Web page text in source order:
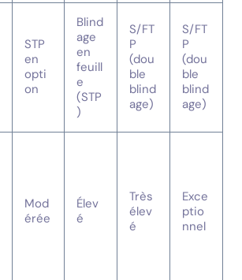
STP
en
opti
on
Blind
age
en
feuill
e
(STP
)
S/FT
P
(dou
ble
blind
age)
S/FT
P
(dou
ble
blind
age)
Mod
érée
Élev
é
Très
élev
é
Exce
ptio
nnel